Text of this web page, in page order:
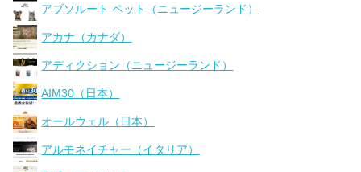
アブソルート ペット（ニュージーランド）
アカナ（カナダ）
アディクション（ニュージーランド）
AIM30（日本）
オールウェル（日本）
アルモネイチャー（イタリア）